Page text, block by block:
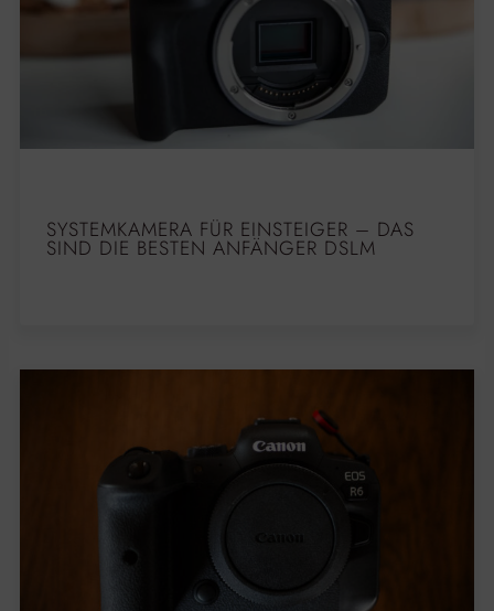
SYSTEMKAMERA FÜR EINSTEIGER – DAS
SIND DIE BESTEN ANFÄNGER DSLM